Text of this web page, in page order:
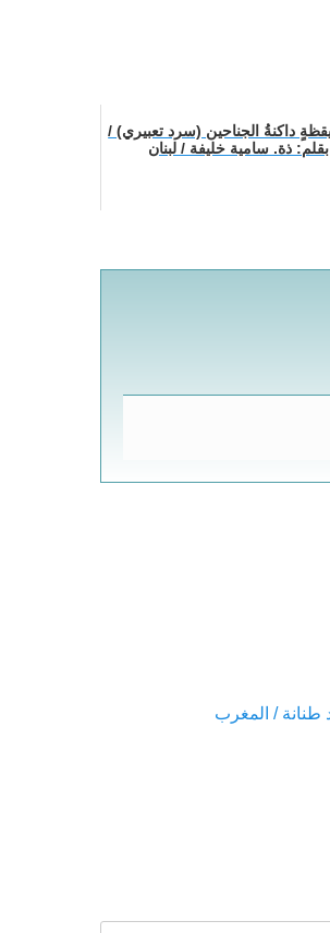
يقظةٍ داكنةُ الجناحين (سرد تعبيري) /
بقلم: ذة. سامية خليفة / لبنان
/ المغرب